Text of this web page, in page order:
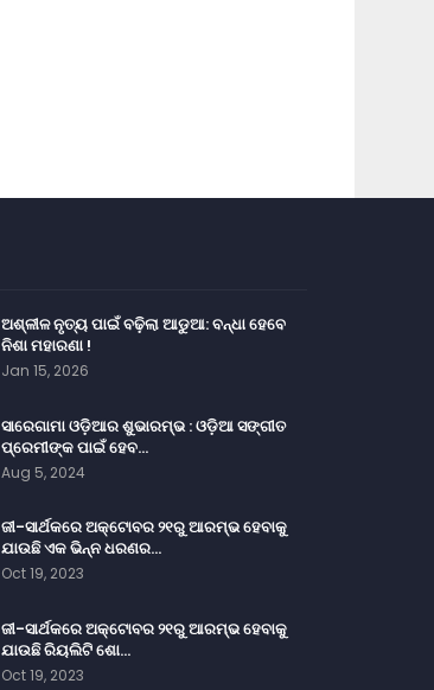
ଅଶ୍ଳୀଳ ନୃତ୍ୟ ପାଇଁ ବଢ଼ିଲା ଆଡୁଆ: ବନ୍ଧା ହେବେ
ନିଶା ମହାରଣା !
Jan 15, 2026
ସାରେଗାମା ଓଡ଼ିଆର ଶୁଭାରମ୍ଭ : ଓଡ଼ିଆ ସଙ୍ଗୀତ
ପ୍ରେମୀଙ୍କ ପାଇଁ ହେବ…
Aug 5, 2024
ଜୀ-ସାର୍ଥକରେ ଅକ୍ଟୋବର ୨୧ରୁ ଆରମ୍ଭ ହେବାକୁ
ଯାଉଛି ଏକ ଭିନ୍ନ ଧରଣର…
Oct 19, 2023
ଜୀ-ସାର୍ଥକରେ ଅକ୍ଟୋବର ୨୧ରୁ ଆରମ୍ଭ ହେବାକୁ
ଯାଉଛି ରିୟଲିଟି ଶୋ…
Oct 19, 2023